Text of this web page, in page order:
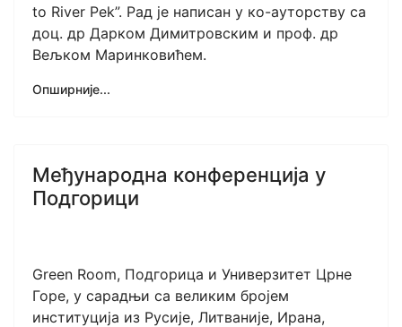
to River Pek”. Рад је написан у ко-ауторству са
доц. др Дарком Димитровским и проф. др
Вељком Маринковићем.
Опширније...
Међународна конференција у
Подгорици
Green Room, Подгорица и Универзитет Црне
Горе, у сарадњи са великим бројем
институција из Русије, Литваније, Ирана,